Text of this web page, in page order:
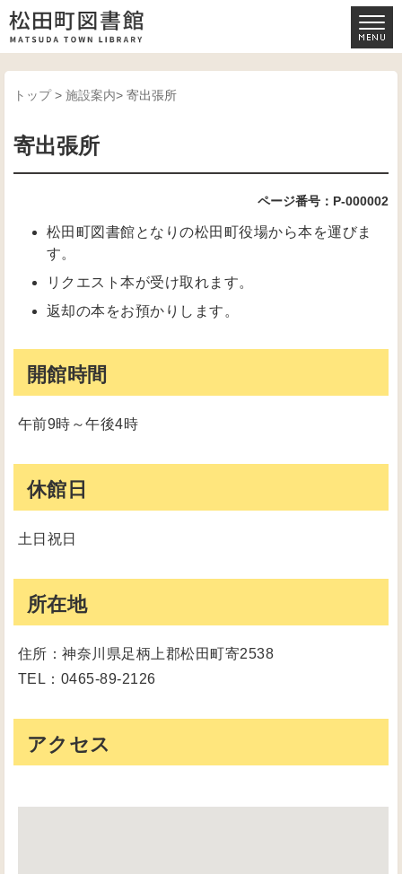
トップ > 施設案内> 寄出張所
寄出張所
ページ番号：P-000002
松田町図書館となりの松田町役場から本を運びま
す。
リクエスト本が受け取れます。
返却の本をお預かりします。
開館時間
午前9時～午後4時
休館日
土日祝日
所在地
住所：神奈川県足柄上郡松田町寄2538
TEL：0465-89-2126
アクセス